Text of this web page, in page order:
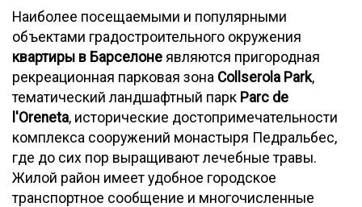
Наиболее посещаемыми и популярными
объектами градостроительного окружения
квартиры в Барселоне являются пригородная
рекреационная парковая зона Collserola Park,
тематический ландшафтный парк Parc de
l'Oreneta, исторические достопримечательности
комплекса сооружений монастыря Педральбес,
где до сих пор выращивают лечебные травы.
Жилой район имеет удобное городское
транспортное сообщение и многочисленные